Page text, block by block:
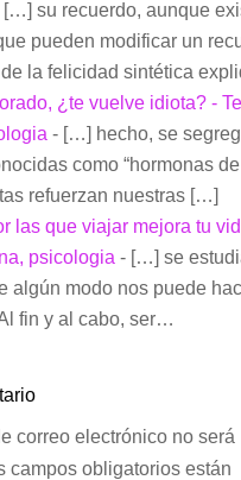
su recuerdo, aunque
pueden modificar un
la felicidad sintética
¿te vuelve idiota? -
- […] hecho, se
como “hormonas
refuerzan nuestras […]
las que viajar mejora tu
psicologia - […] se
algún modo nos puede
fin y al cabo, ser…
correo electrónico no será
campos obligatorios están